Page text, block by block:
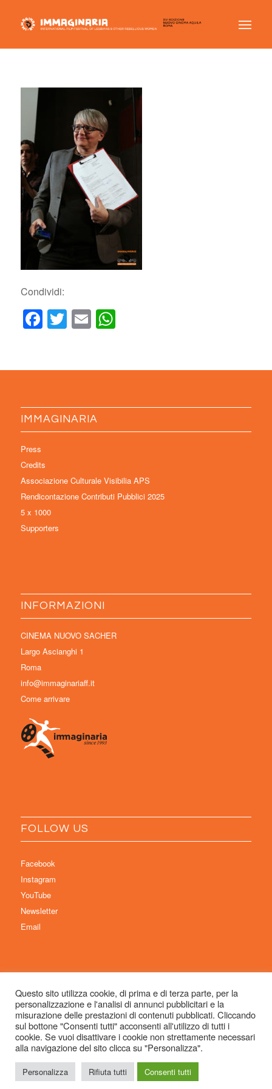
Condividi:
Facebook
Twitter
EmailWhatsApp
IMMAGINARIA
Press
Credits
Associazione Culturale Visibilia APS
Rendicontazione Contributi Pubblici 2025
5 x 1000
Supporters
INFORMAZIONI
CINEMA NUOVO SACHER
Largo Ascianghi 1
Roma
info@immaginariaff.it
Come arrivare
FOLLOW US
Facebook
Instagram
YouTube
Newsletter
Email
© Copyright 2026 Immaginaria International Film Festival - Un progetto di:
Associazione Culturale Visibilia APS – Sede legale: Studio Commercialista
Dott.ssa Michela Sabattini, via D’Azeglio 71, 40123 Bologna –
info@immaginariaff.it- Tutti i diritti riservati -Privacy Policy- Site Design:
Simple
Questo sito utilizza cookie, di prima e di terza parte, per la
personalizzazione e l'analisi di annunci pubblicitari e la
misurazione delle prestazioni di contenuti pubblicati. Cliccando
sul bottone "Consenti tutti" acconsenti all'utilizzo di tutti i
cookie. Se vuoi disattivare i cookie non strettamente necessari
alla navigazione del sito clicca su "Personalizza".
Personalizza Rifiuta tutti Consenti tutti